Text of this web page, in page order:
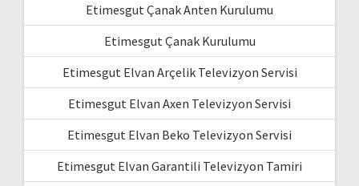
Etimesgut Çanak Anten Kurulumu
Etimesgut Çanak Kurulumu
Etimesgut Elvan Arçelik Televizyon Servisi
Etimesgut Elvan Axen Televizyon Servisi
Etimesgut Elvan Beko Televizyon Servisi
Etimesgut Elvan Garantili Televizyon Tamiri